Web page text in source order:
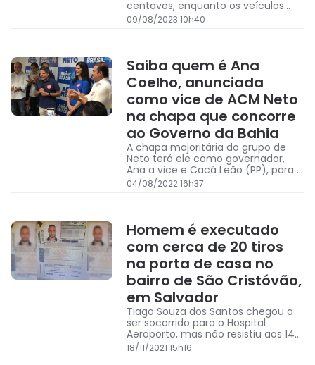
centavos, enquanto os veículos
arcam com um aumento de R$
3,50
09/08/2023 10h40
Saiba quem é Ana
Coelho, anunciada
como vice de ACM Neto
na chapa que concorre
ao Governo da Bahia
A chapa majoritária do grupo de
Neto terá ele como governador,
Ana a vice e Cacá Leão (PP), para o
Senado
04/08/2022 16h37
Homem é executado
com cerca de 20 tiros
na porta de casa no
bairro de São Cristóvão,
em Salvador
Tiago Souza dos Santos chegou a
ser socorrido para o Hospital
Aeroporto, mas não resistiu aos 14
ferimentos no tórax e quatro no
abdômen.
18/11/2021 15h16